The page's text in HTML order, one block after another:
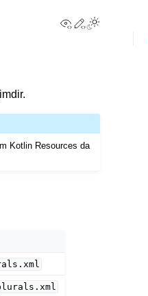
View this page
Edit this
Toggle Light
Kotlin Resources da